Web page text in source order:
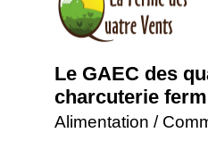
Le GAEC des
charcuterie
Alimentation /